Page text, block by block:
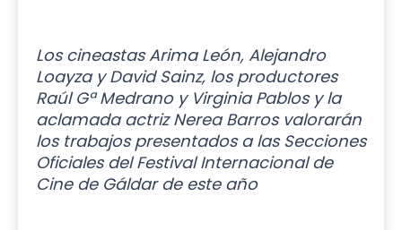
Los cineastas Arima León, Alejandro
Loayza y David Sainz, los productores
Raúl Gª Medrano y Virginia Pablos y la
aclamada actriz Nerea Barros valorarán
los trabajos presentados a las Secciones
Oficiales del Festival Internacional de
Cine de Gáldar de este año